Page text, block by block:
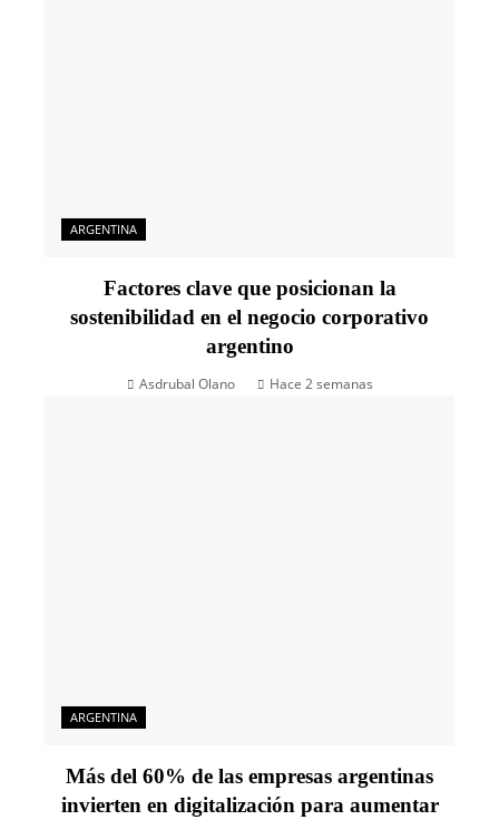
ARGENTINA
Factores clave que posicionan la
sostenibilidad en el negocio corporativo
argentino
Asdrubal Olano Hace 2 semanas
ARGENTINA
Más del 60% de las empresas argentinas
invierten en digitalización para aumentar